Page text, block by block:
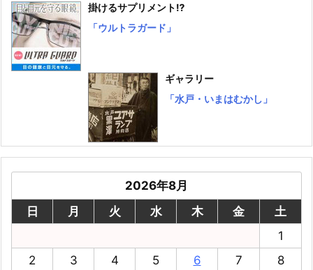
掛けるサプリメント⁉
「ウルトラガード」
ギャラリー
「水戸・いまはむかし」
2026年8月
日
月 火 水 木 金
土
1
2
3 4 5 6 7
8